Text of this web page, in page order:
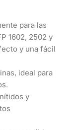
para las
1602, 2502 y
y una fácil
ideal para
y